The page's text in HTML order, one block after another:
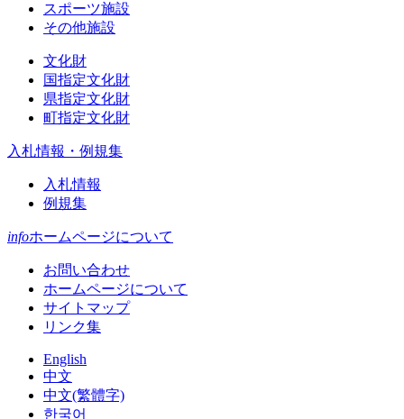
スポーツ施設
その他施設
文化財
国指定文化財
県指定文化財
町指定文化財
入札情報・例規集
入札情報
例規集
infoホームページについて
お問い合わせ
ホームページについて
サイトマップ
リンク集
English
中文
中文(繁體字)
한국어